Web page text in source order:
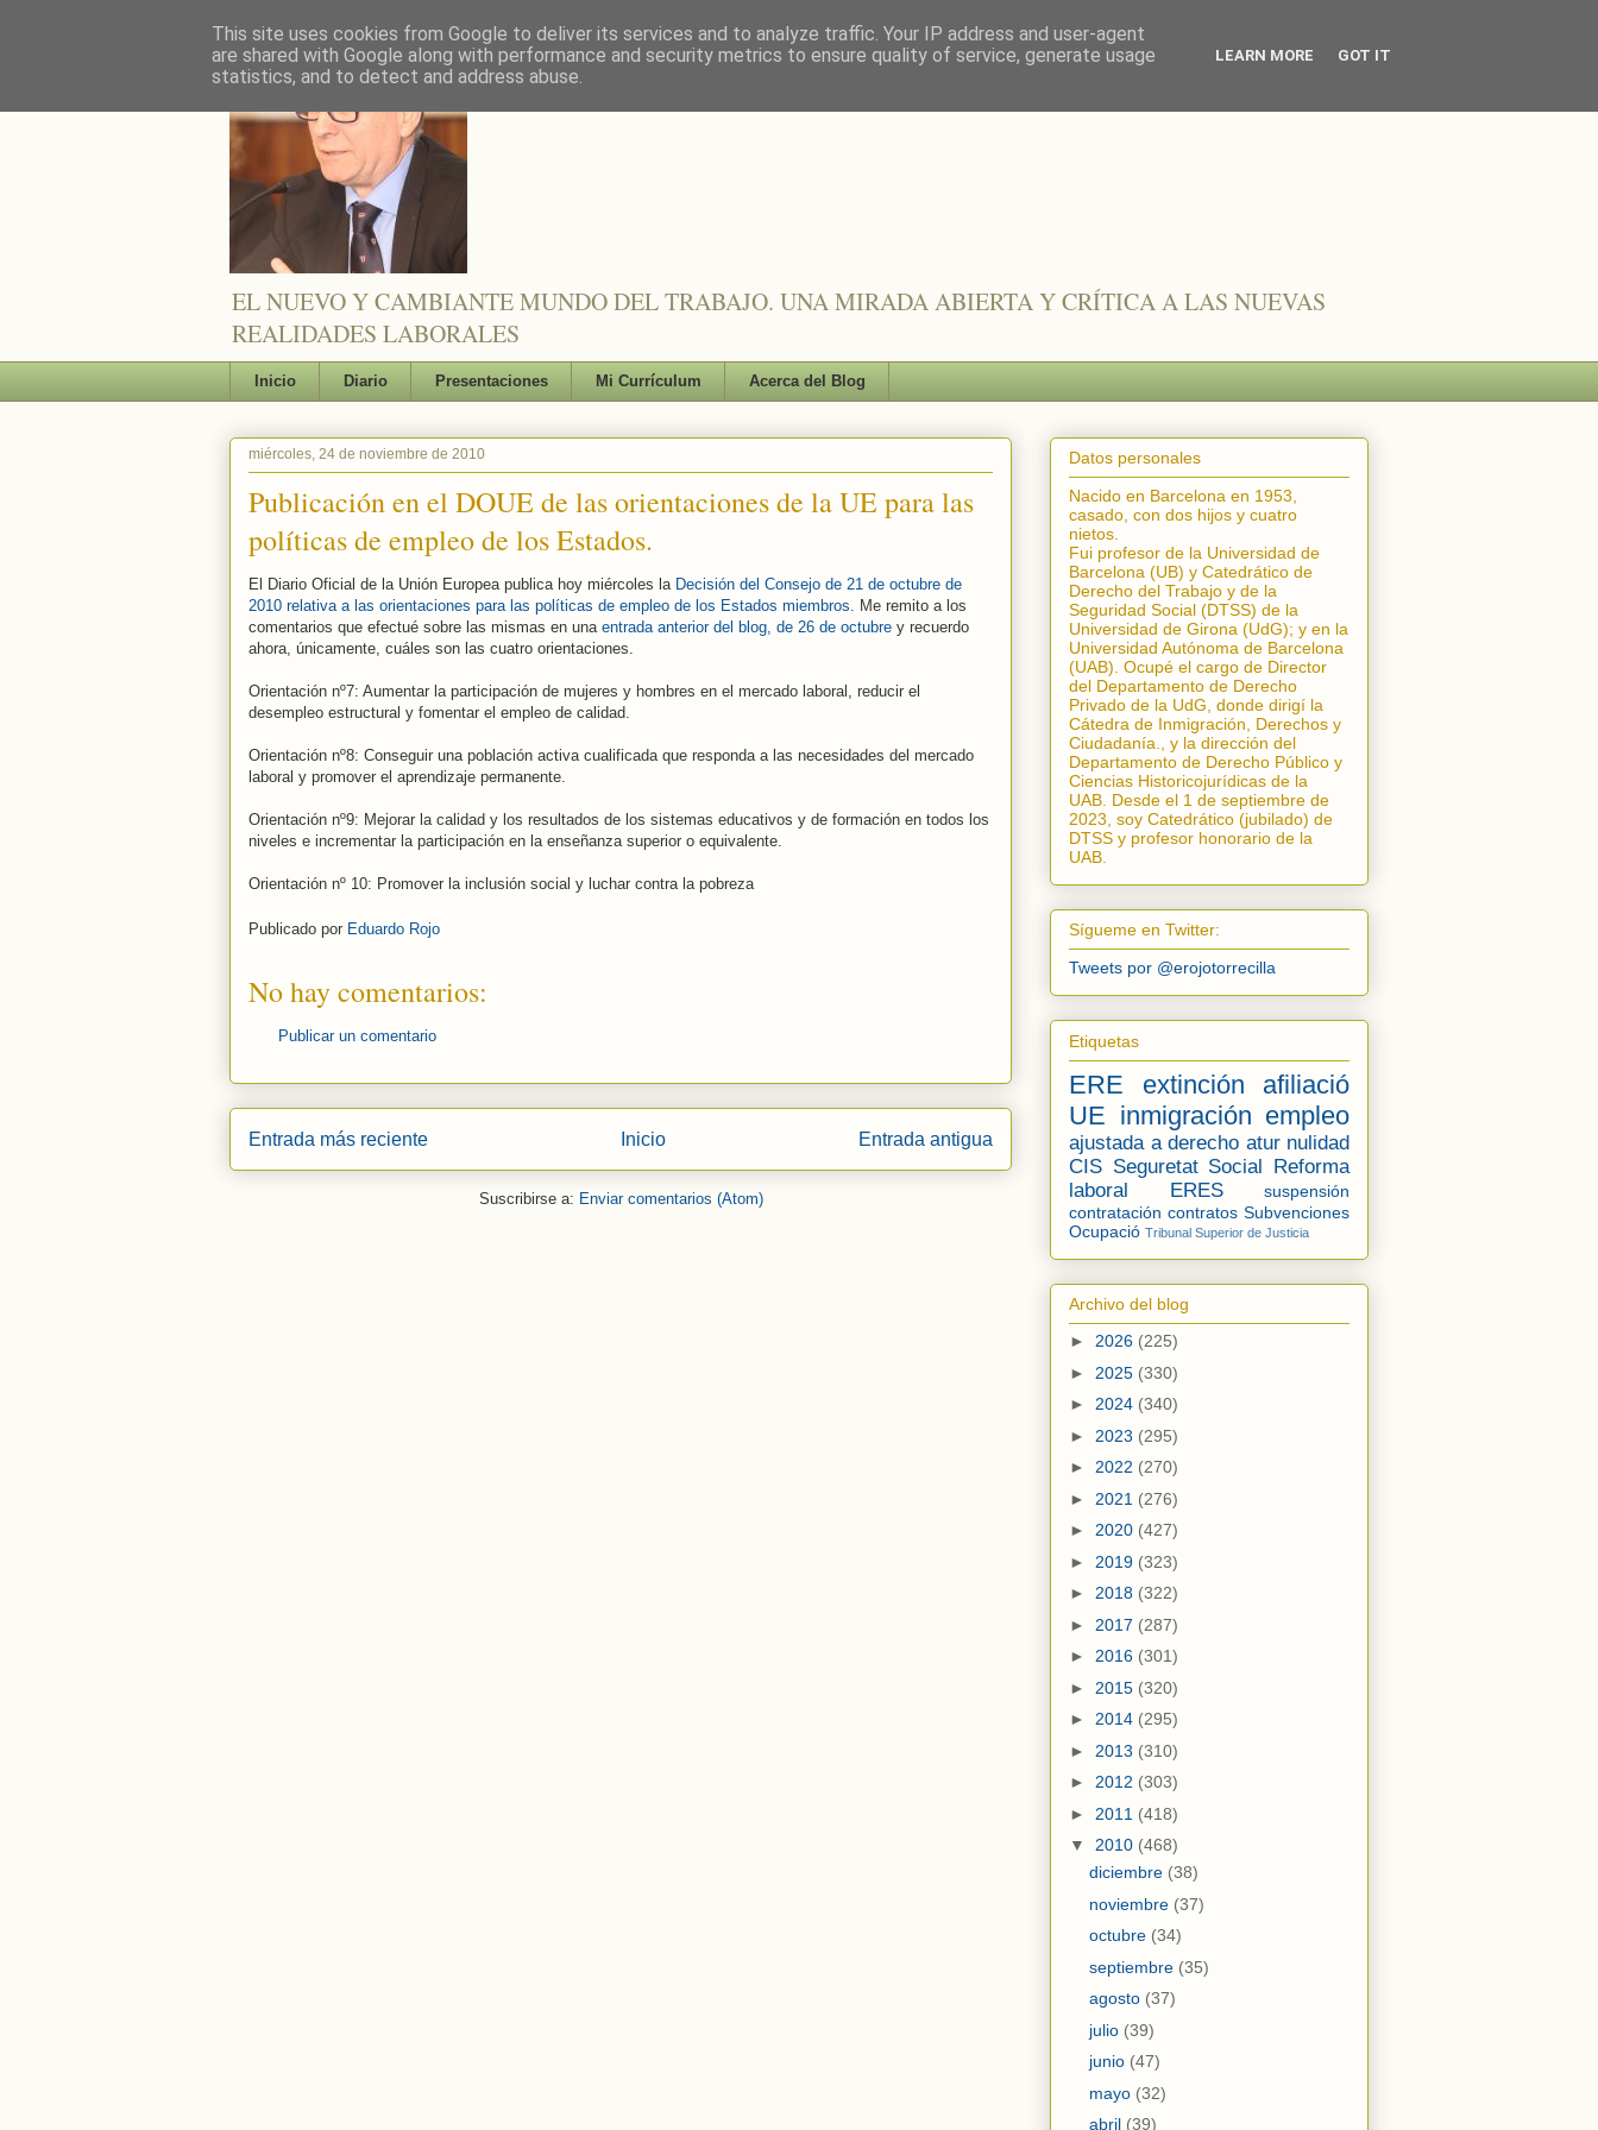
EL NUEVO Y CAMBIANTE MUNDO DEL TRABAJO. UNA MIRADA ABIERTA Y CRÍTICA A LAS NUEVAS
REALIDADES LABORALES
Inicio Diario Presentaciones Mi Currículum Acerca del Blog
miércoles, 24 de noviembre de 2010
Publicación en el DOUE de las orientaciones de la UE para las
políticas de empleo de los Estados.
El Diario Oficial de la Unión Europea publica hoy miércoles la Decisión del Consejo de 21 de octubre de
2010 relativa a las orientaciones para las políticas de empleo de los Estados miembros.
Me remito a los
comentarios que efectué sobre las mismas en una entrada anterior del blog, de 26 de octubre y recuerdo
ahora, únicamente, cuáles son las cuatro orientaciones.
Orientación nº7: Aumentar la participación de mujeres y hombres en el mercado laboral, reducir el
desempleo estructural y fomentar el empleo de calidad.
Orientación nº8: Conseguir una población activa cualificada que responda a las necesidades del mercado
laboral y promover el aprendizaje permanente.
Orientación nº9: Mejorar la calidad y los resultados de los sistemas educativos y de formación en todos los
niveles e incrementar la participación en la enseñanza superior o equivalente.
Orientación nº 10: Promover la inclusión social y luchar contra la pobreza
Publicado por Eduardo Rojo
No hay comentarios:
Publicar un comentario
Entrada más reciente Entrada antigua
Inicio
Suscribirse a: Enviar comentarios (Atom)
Datos personales
Nacido en Barcelona en 1953,
casado, con dos hijos y cuatro
nietos.
Fui profesor de la Universidad de
Barcelona (UB) y Catedrático de
Derecho del Trabajo y de la
Seguridad Social (DTSS) de la
Universidad de Girona (UdG); y en la
Universidad Autónoma de Barcelona
(UAB). Ocupé el cargo de Director
del Departamento de Derecho
Privado de la UdG, donde dirigí la
Cátedra de Inmigración, Derechos y
Ciudadanía.
, y la dirección del
Departamento de Derecho Público y
Ciencias Historicojurídicas de la
UAB. Desde el 1 de septiembre de
2023, soy Catedrático (jubilado) de
DTSS y profesor honorario de la
UAB.
Sígueme en Twitter:
Tweets por @erojotorrecilla
Etiquetas
ERE extinción
afiliació
UE inmigración empleo
ajustada a derecho atur nulidad
CIS Seguretat Social Reforma
laboral
ERES
suspensión
contratación contratos Subvenciones
Ocupació Tribunal Superior de Justicia
Archivo del blog
► 2026 (225)
► 2025 (330)
► 2024 (340)
► 2023 (295)
► 2022 (270)
► 2021 (276)
► 2020 (427)
► 2019 (323)
► 2018 (322)
► 2017 (287)
► 2016 (301)
► 2015 (320)
► 2014 (295)
► 2013 (310)
► 2012 (303)
► 2011 (418)
▼ 2010 (468)
diciembre (38)
noviembre (37)
octubre (34)
septiembre (35)
agosto (37)
julio (39)
junio (47)
mayo (32)
abril (39)
This site uses cookies from Google to deliver its services and to analyze traffic. Your IP address and user-agent
are shared with Google along with performance and security metrics to ensure quality of service, generate usage
statistics, and to detect and address abuse.
LEARN MORE GOT IT